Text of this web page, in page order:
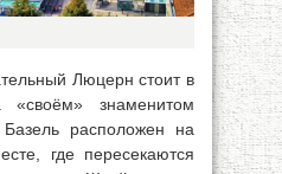
Люцерн стоит в
знаменитом
расположен на
где пересекаются